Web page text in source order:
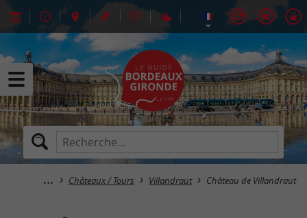
Châteaux / Tours Villandraut Château de Villandraut